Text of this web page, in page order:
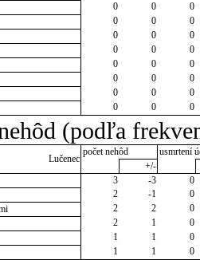
0 0
0
0 0
0
0 0
0
0 0
0
0 0
0
0 0
0
0 0
0
0 0 0
(podľa
Lučenec
počet nehôd
usmrtení
+/-
3 -3
0
2 -1
0
2 2
0
2 1
0
1 1
0
1 1 0